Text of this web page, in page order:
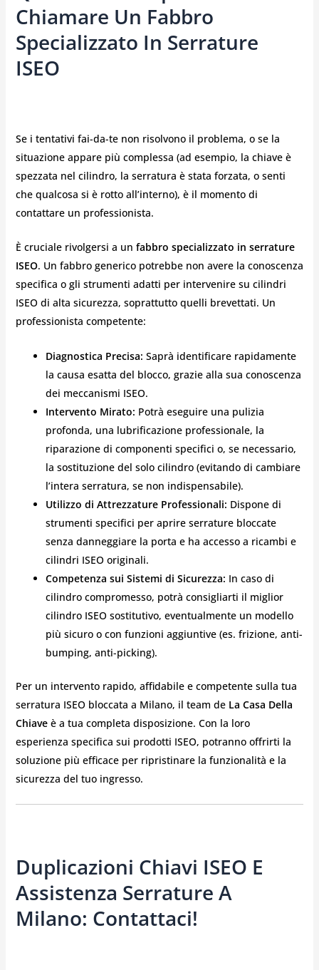
Chiamare Un Fabbro
Specializzato In Serrature
ISEO
Se i tentativi fai-da-te non risolvono il problema, o se la
situazione appare più complessa (ad esempio, la chiave è
spezzata nel cilindro, la serratura è stata forzata, o senti
che qualcosa si è rotto all’interno), è il momento di
contattare un professionista.
È cruciale rivolgersi a un fabbro specializzato in serrature
ISEO. Un fabbro generico potrebbe non avere la conoscenza
specifica o gli strumenti adatti per intervenire su cilindri
ISEO di alta sicurezza, soprattutto quelli brevettati. Un
professionista competente:
Diagnostica Precisa: Saprà identificare rapidamente
la causa esatta del blocco, grazie alla sua conoscenza
dei meccanismi ISEO.
Intervento Mirato: Potrà eseguire una pulizia
profonda, una lubrificazione professionale, la
riparazione di componenti specifici o, se necessario,
la sostituzione del solo cilindro (evitando di cambiare
l’intera serratura, se non indispensabile).
Utilizzo di Attrezzature Professionali: Dispone di
strumenti specifici per aprire serrature bloccate
senza danneggiare la porta e ha accesso a ricambi e
cilindri ISEO originali.
Competenza sui Sistemi di Sicurezza: In caso di
cilindro compromesso, potrà consigliarti il miglior
cilindro ISEO sostitutivo, eventualmente un modello
più sicuro o con funzioni aggiuntive (es. frizione, anti-
bumping, anti-picking).
Per un intervento rapido, affidabile e competente sulla tua
serratura ISEO bloccata a Milano, il team de La Casa Della
Chiaveè a tua completa disposizione. Con la loro
esperienza specifica sui prodotti ISEO, potranno offrirti la
soluzione più efficace per ripristinare la funzionalità e la
sicurezza del tuo ingresso.
Duplicazioni Chiavi ISEO E
Assistenza Serrature A
Milano: Contattaci!